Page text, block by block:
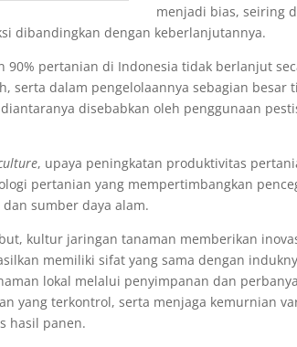
menjadi bias, seiring
dibandingkan dengan keberlanjutannya.
90% pertanian di Indonesia tidak berlanjut
serta dalam pengelolaannya sebagian
disebabkan oleh penggunaan
, upaya peningkatan produktivitas
pertanian yang mempertimbangkan
sumber daya alam.
kultur jaringan tanaman memberikan
memiliki sifat yang sama dengan
lokal melalui penyimpanan dan
yang terkontrol, serta menjaga kemurnian
hasil panen.